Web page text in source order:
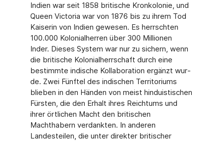
Indien war seit 1858 britische Kronkolonie, und
Queen Victoria war von 1876 bis zu ihrem Tod
Kaiserin von Indien gewesen. Es herrschten
100.000 Kolonialherren über 300 Millionen
Inder. Dieses System war nur zu sichern, wenn
die britische Kolonialherrschaft durch eine
bestimmte indische Kollaboration ergänzt wur­
de. Zwei Fünftel des indischen Territoriums
blieben in den Händen von meist hinduis­tischen
Fürsten, die den Erhalt ihres Reichtums und
ihrer örtlichen Macht den britischen
Machthabern verdankten. In anderen
Landesteilen, die unter direkter britischer